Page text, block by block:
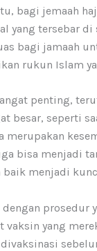
bagi jemaah
yang tersebar
bagi jamaah
rukun Islam
penting,
besar, seperti
bisa menjadi
menjadi
prosedur
yang